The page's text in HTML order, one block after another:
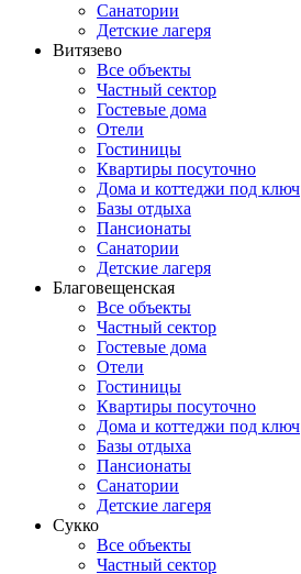
Санатории
Детские лагеря
Витязево
Все объекты
Частный сектор
Гостевые дома
Отели
Гостиницы
Квартиры посуточно
Дома и коттеджи под ключ
Базы отдыха
Пансионаты
Санатории
Детские лагеря
Благовещенская
Все объекты
Частный сектор
Гостевые дома
Отели
Гостиницы
Квартиры посуточно
Дома и коттеджи под ключ
Базы отдыха
Пансионаты
Санатории
Детские лагеря
Сукко
Все объекты
Частный сектор